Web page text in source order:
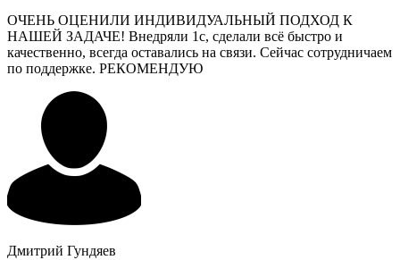
ОЧЕНЬ ОЦЕНИЛИ ИНДИВИДУАЛЬНЫЙ ПОДХОД К
НАШЕЙ ЗАДАЧЕ! Внедряли 1с, сделали всё быстро и
качественно, всегда оставались на связи. Сейчас сотрудничаем
по поддержке. РЕКОМЕНДУЮ
Дмитрий Гундяев